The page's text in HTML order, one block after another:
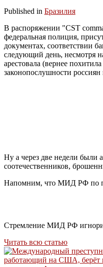
Published in Бразилия
В распоряжении "CST
федеральная полиция,
документах, соответствии
следующий день, несмотря
арестовала (вернее
законопослушности россиян
Ну а через две недели были
соотечественников,
Напомним, что МИД РФ по
Стремление МИД РФ
Читать всю статью